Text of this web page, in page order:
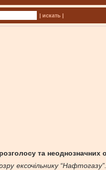
| искать |
та неоднозначних
ексочільнику